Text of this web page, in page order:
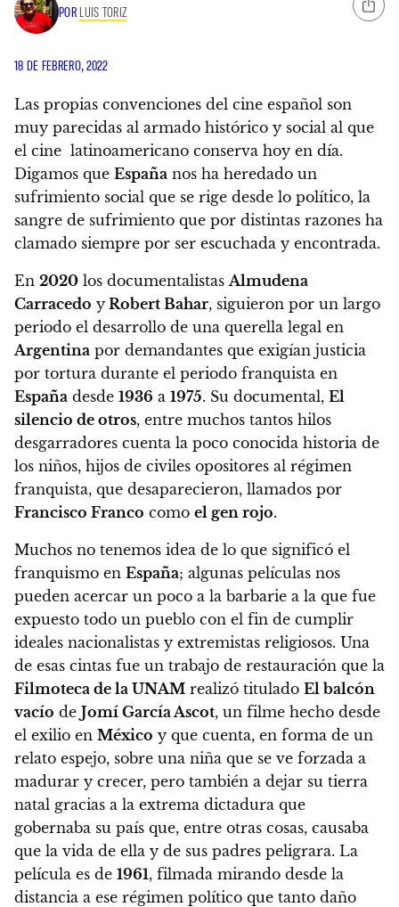
POR LUIS TORIZ
18 DE FEBRERO, 2022
Las propias convenciones del cine español son
muy parecidas al armado histórico y social al que
el cine latinoamericano conserva hoy en día.
Digamos que España nos ha heredado un
sufrimiento social que se rige desde lo político, la
sangre de sufrimiento que por distintas razones ha
clamado siempre por ser escuchada y encontrada.
En 2020 los documentalistas Almudena
Carracedo y Robert Bahar, siguieron por un largo
periodo el desarrollo de una querella legal en
Argentina por demandantes que exigían justicia
por tortura durante el periodo franquista en
España desde 1936 a 1975. Su documental, El
silencio de otros, entre muchos tantos hilos
desgarradores cuenta la poco conocida historia de
los niños, hijos de civiles opositores al régimen
franquista, que desaparecieron, llamados por
Francisco Franco como el gen rojo.
Muchos no tenemos idea de lo que significó el
franquismo en España; algunas películas nos
pueden acercar un poco a la barbarie a la que fue
expuesto todo un pueblo con el fin de cumplir
ideales nacionalistas y extremistas religiosos. Una
de esas cintas fue un trabajo de restauración que la
Filmoteca de la UNAM realizó titulado El balcón
vacío de Jomí García Ascot, un filme hecho desde
el exilio en México y que cuenta, en forma de un
relato espejo, sobre una niña que se ve forzada a
madurar y crecer, pero también a dejar su tierra
natal gracias a la extrema dictadura que
gobernaba su país que, entre otras cosas, causaba
que la vida de ella y de sus padres peligrara. La
película es de 1961, filmada mirando desde la
distancia a ese régimen político que tanto daño